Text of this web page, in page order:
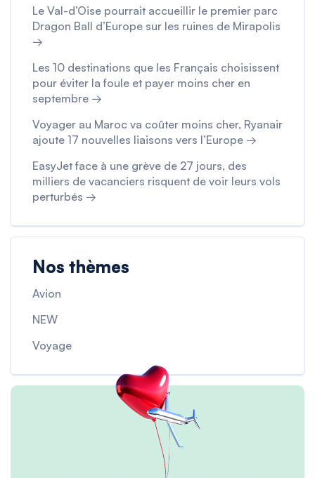
Le Val-d’Oise pourrait accueillir le premier parc
Dragon Ball d’Europe sur les ruines de Mirapolis
→
Les 10 destinations que les Français choisissent
pour éviter la foule et payer moins cher en
septembre →
Voyager au Maroc va coûter moins cher, Ryanair
ajoute 17 nouvelles liaisons vers l’Europe →
EasyJet face à une grève de 27 jours, des
milliers de vacanciers risquent de voir leurs vols
perturbés →
Nos thèmes
Avion
NEW
Voyage